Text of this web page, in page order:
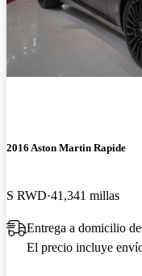
2016 Aston Martin Rapide
S RWD 41,341 millas
Entrega a domicilio
El precio incluye